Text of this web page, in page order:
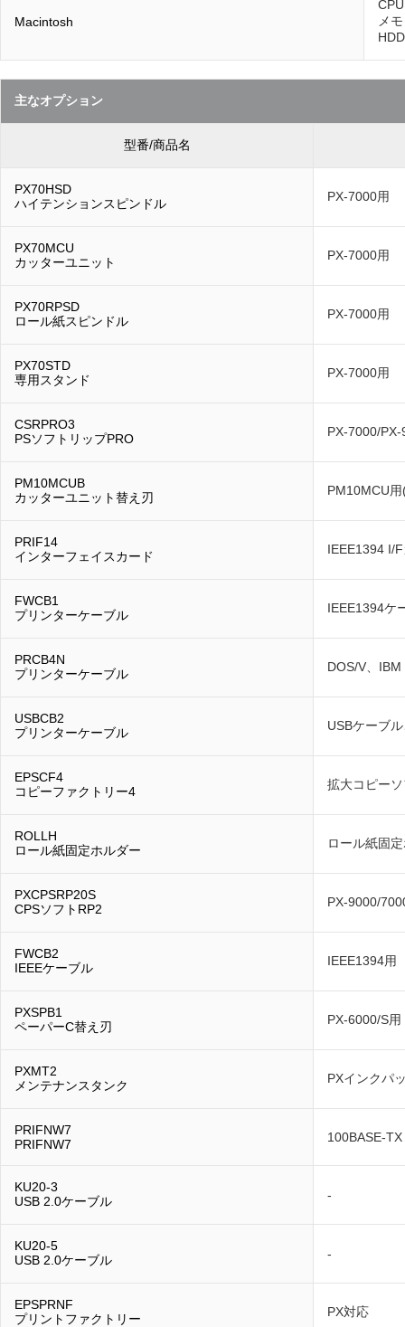
Macintosh
メ
主なオプション
型番/商品名
PX70HSD
ハイテンションスピンドル
PX-7000用
PX70MCU
カッターユニット
PX-7000用
PX70RPSD
ロール紙スピンドル
PX-7000用
PX70STD
専用スタンド
PX-7000用
CSRPRO3
PSソフトリップPRO
PX-7000/
PM10MCUB
カッターユニット替え刃
PM10MCU
PRIF14
インターフェイスカード
IEEE1394 I/
FWCB1
プリンターケーブル
IEEE1394ケ
PRCB4N
プリンターケーブル
DOS/V、
USBCB2
プリンターケーブル
USBケーブ
EPSCF4
コピーファクトリー4
拡大コピー
ROLLH
ロール紙固定ホルダー
ロール紙固
PXCPSRP20S
CPSソフトRP2
PX-9000/
FWCB2
IEEEケーブル
IEEE1394用
PXSPB1
ペーパーC替え刃
PX-6000/S用
PXMT2
メンテナンスタンク
PXインクパ
PRIFNW7
PRIFNW7
100BASE-TX
KU20-3
USB 2.0ケーブル
-
KU20-5
USB 2.0ケーブル
-
EPSPRNF
プリントファクトリー
PX対応